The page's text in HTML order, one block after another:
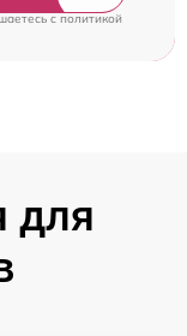
cполитикой
для